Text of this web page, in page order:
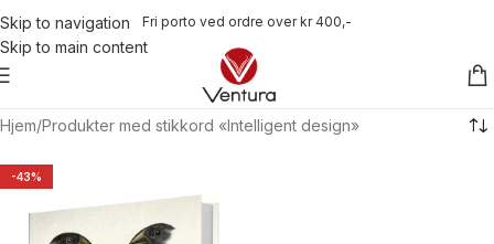
Skip to navigation
Skip to main content
Fri porto ved ordre over kr 400,-
Hjem Produkter med stikkord «Intelligent design»
-43%